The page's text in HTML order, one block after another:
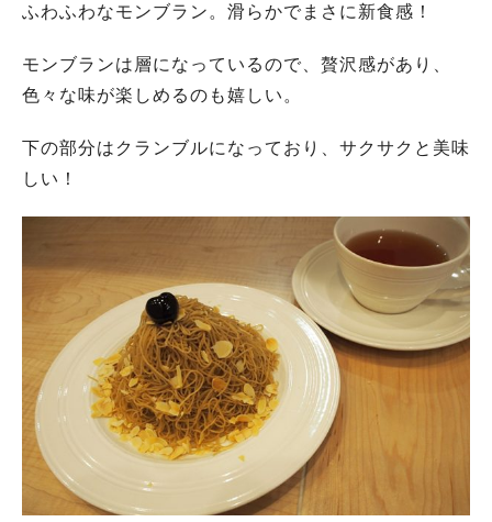
ふわふわなモンブラン。滑らかでまさに新食感！
モンブランは層になっているので、贅沢感があり、
色々な味が楽しめるのも嬉しい。
下の部分はクランブルになっており、サクサクと美味
しい！